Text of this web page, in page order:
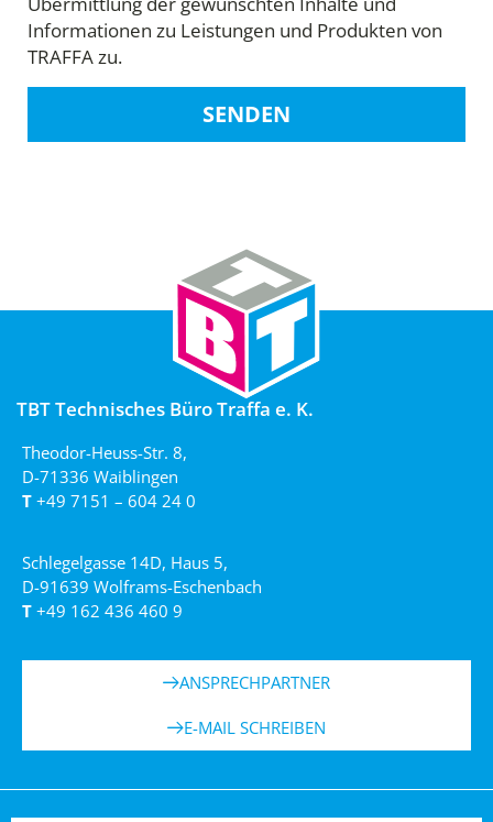
Informationen zu Leistungen und Produkten von
TRAFFA zu.
SENDEN
TBT Technisches Büro Traffa e. K.
Theodor-Heuss-Str. 8,
D-71336 Waiblingen
T +49 7151 – 604 24 0
Schlegelgasse 14D, Haus 5,
D-91639 Wolframs-Eschenbach
T +49 162 436 460 9
ANSPRECHPARTNER
E-MAIL SCHREIBEN